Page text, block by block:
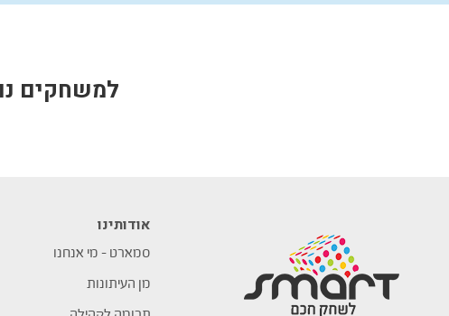
למשחקים
אודותינו
סמארט – מי אנחנו
מן העיתונות